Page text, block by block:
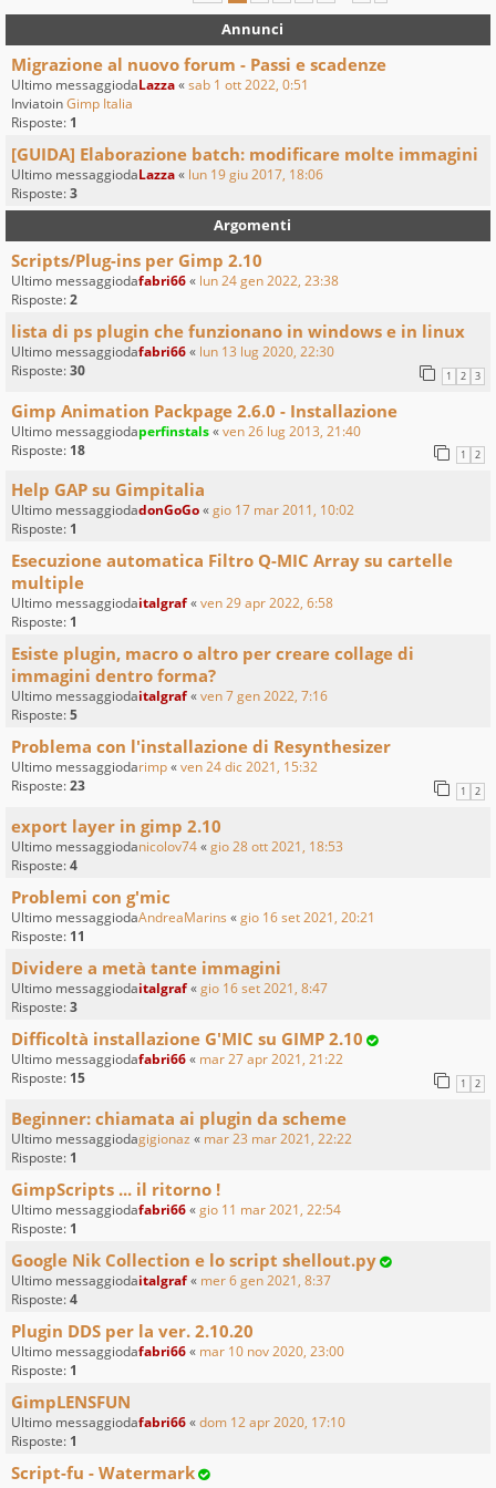
Annunci
Migrazione al nuovo forum - Passi e scadenze
Ultimo messaggiodaLazza«sab 1 ott 2022, 0:51
InviatoinGimp Italia
Risposte: 1
[GUIDA] Elaborazione batch: modificare molte immagini
Ultimo messaggiodaLazza« lun 19 giu 2017, 18:06
Risposte:3
Argomenti
Scripts/Plug-ins per Gimp 2.10
Ultimo messaggiodafabri66« lun 24 gen 2022, 23:38
Risposte:2
lista di ps plugin che funzionano in windows e in linux
Ultimo messaggiodafabri66« lun 13 lug 2020, 22:30
Risposte:30 1 2 3
Gimp Animation Packpage 2.6.0 - Installazione
Ultimo messaggiodaperfinstals«ven 26 lug 2013, 21:40
Risposte: 18 1 2
Help GAP su Gimpitalia
Ultimo messaggiodadonGoGo«gio 17 mar 2011, 10:02
Risposte: 1
Esecuzione automatica Filtro Q-MIC Array su cartelle
multiple
Ultimo messaggiodaitalgraf«ven 29 apr 2022, 6:58
Risposte: 1
Esiste plugin, macro o altro per creare collage di
immagini dentro forma?
Ultimo messaggiodaitalgraf«ven 7 gen 2022, 7:16
Risposte:5
Problema con l'installazione di Resynthesizer
Ultimo messaggiodarimp«ven 24 dic 2021, 15:32
Risposte:23 1 2
export layer in gimp 2.10
Ultimo messaggiodanicolov74«gio 28 ott 2021, 18:53
Risposte:4
Problemi con g'mic
Ultimo messaggiodaAndreaMarins «gio 16 set 2021, 20:21
Risposte: 11
Dividere a metà tante immagini
Ultimo messaggiodaitalgraf«gio 16 set 2021, 8:47
Risposte:3
Difficoltà installazione G'MIC su GIMP 2.10
Ultimo messaggiodafabri66« mar 27 apr 2021, 21:22
Risposte: 15 1 2
Beginner: chiamata ai plugin da scheme
Ultimo messaggiodagigionaz « mar 23 mar 2021, 22:22
Risposte: 1
GimpScripts ... il ritorno !
Ultimo messaggiodafabri66«gio 11 mar 2021, 22:54
Risposte: 1
Google Nik Collection e lo script shellout.py
Ultimo messaggiodaitalgraf« mer 6 gen 2021, 8:37
Risposte:4
Plugin DDS per la ver. 2.10.20
Ultimo messaggiodafabri66« mar 10 nov 2020, 23:00
Risposte: 1
GimpLENSFUN
Ultimo messaggiodafabri66«dom 12 apr 2020, 17:10
Risposte: 1
Script-fu - Watermark